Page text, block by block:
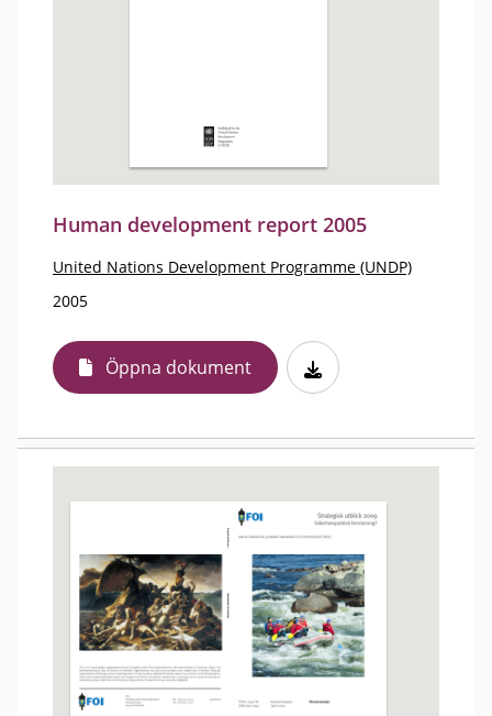
Human development report 2005
United Nations Development Programme (UNDP)
2005
Öppna dokument